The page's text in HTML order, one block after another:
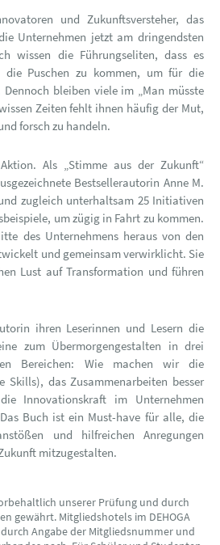
und Zukunftsversteher, das
Unternehmen jetzt am dringendsten
wissen die Führungseliten, dass es
Puschen zu kommen, um für die
bleiben viele im „Man müsste
Zeiten fehlt ihnen häufig der Mut,
forsch zu handeln.
Als „Stimme aus der Zukunft“
Bestsellerautorin Anne M.
zugleich unterhaltsam 25 Initiativen
um zügig in Fahrt zu kommen.
des Unternehmens heraus von den
und gemeinsam verwirklicht. Sie
Lust auf Transformation und führen
ihren Leserinnen und Lesern die
zum Übermorgengestalten in drei
Bereichen: Wie machen wir die
Skills), das Zusammenarbeiten besser
Innovationskraft im Unternehmen
Buch ist ein Must-have für alle, die
und hilfreichen Anregungen
mitzugestalten.
unserer Prüfung und durch
gewährt. Mitgliedshotels im DEHOGA
Angabe der Mitgliedsnummer und